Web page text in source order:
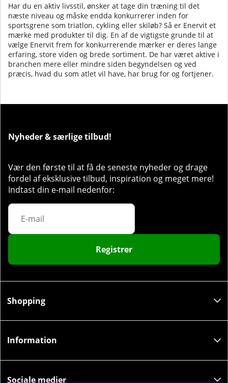
Har du en aktiv livsstil, ønsker at tage din træning til det
næste niveau og måske endda konkurrerer inden for
sportsgrene som triatlon, cykling eller skiløb? Så er Enervit et
mærke med produkter til dig. En af de vigtigste grunde til at
vælge Enervit frem for konkurrerende mærker er deres lange
erfaring, store viden og brede sortiment. De har været aktive i
branchen mere eller mindre siden begyndelsen og ved
præcis, hvad du som atlet vil have, har brug for og fortjener.
Nyheder & særlige tilbud!
Vær den første til at få de seneste nyheder og drage
fordel af eksklusive tilbud, inspiration og meget mere!
Indtast din e-mail nedenfor:
Registrer
Shopping
Information
Sociale medier